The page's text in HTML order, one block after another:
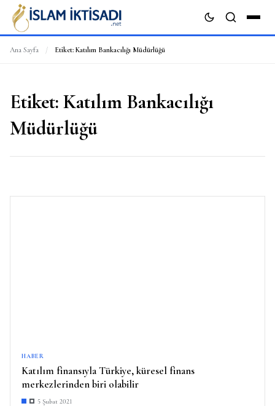
Ana Sayfa / Etiket: Katılım Bankacılığı Müdürlüğü
Etiket: Katılım Bankacılığı
Müdürlüğü
HABER
Katılım finansıyla Türkiye, küresel finans
merkezlerinden biri olabilir
5 Şubat 2021